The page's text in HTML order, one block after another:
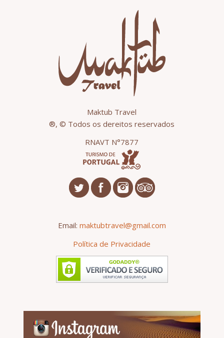
Maktub Travel
®, © Todos os dereitos reservados
RNAVT N°7877
Email: maktubtravel@gmail.com
Política de Privacidade